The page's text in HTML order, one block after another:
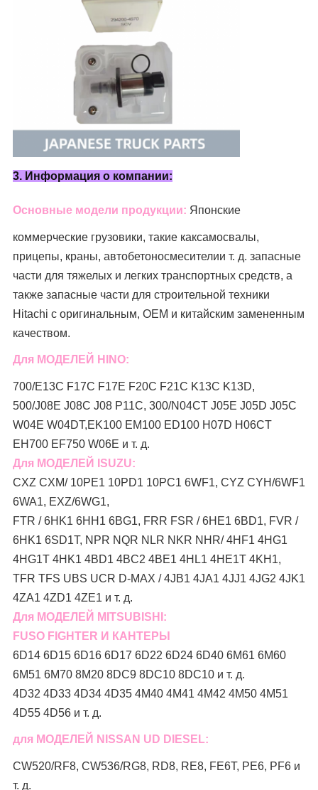
3. Информация о компании:
Основные модели продукции: Японские
коммерческие грузовики, такие каксамосвалы,
прицепы, краны, автобетоносмесителии т. д. запасные
части для тяжелых и легких транспортных средств, а
также запасные части для строительной техники
Hitachi с оригинальным, OEM и китайским замененным
качеством.
Для МОДЕЛЕЙ HINO:
700/E13C F17C F17E F20C F21C K13C K13D,
500/J08E J08C J08 P11C, 300/N04CT J05E J05D J05C
W04E W04DT,EK100 EM100 ED100 H07D H06CT
EH700 EF750 W06E и т. д.
Для МОДЕЛЕЙ ISUZU:
CXZ CXM/ 10PE1 10PD1 10PC1 6WF1, CYZ CYH/6WF1
6WA1, EXZ/6WG1,
FTR / 6HK1 6HH1 6BG1, FRR FSR / 6HE1 6BD1, FVR /
6HK1 6SD1T, NPR NQR NLR NKR NHR/ 4HF1 4HG1
4HG1T 4HK1 4BD1 4BC2 4BE1 4HL1 4HE1T 4KH1,
TFR TFS UBS UCR D-MAX / 4JB1 4JA1 4JJ1 4JG2 4JK1
4ZA1 4ZD1 4ZE1 и т. д.
Для МОДЕЛЕЙ MITSUBISHI:
FUSO FIGHTER И КАНТЕРЫ
6D14 6D15 6D16 6D17 6D22 6D24 6D40 6M61 6M60
6M51 6M70 8M20 8DC9 8DC10 8DC10 и т. д.
4D32 4D33 4D34 4D35 4M40 4M41 4M42 4M50 4M51
4D55 4D56 и т. д.
для МОДЕЛЕЙ NISSAN UD DIESEL:
CW520/RF8, CW536/RG8, RD8, RE8, FE6T, PE6, PF6 и
т. д.